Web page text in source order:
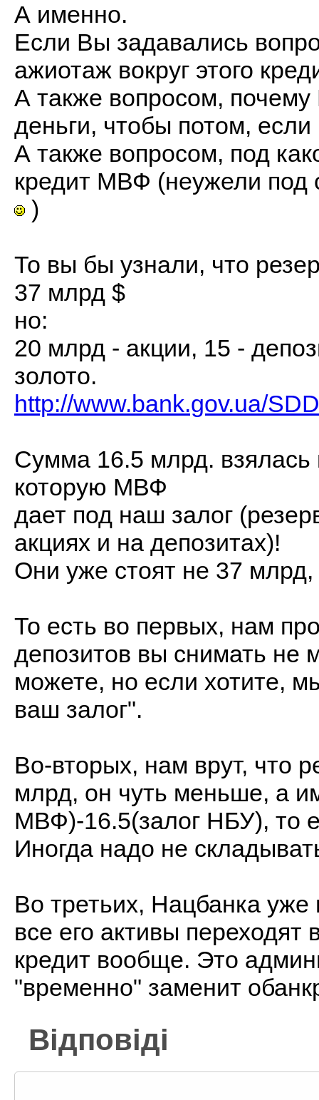
А именно.
Если Вы задавались
ажиотаж вокруг этого
А также вопросом,
деньги, чтобы потом, если
А также вопросом, под
кредит МВФ (неужели под
)
То вы бы узнали, что
37 млрд $
но:
20 млрд - акции, 15 -
золото.
http://www.bank.gov.ua/
Сумма 16.5 млрд. взялась
которую МВФ
дает под наш залог
акциях и на депозитах)!
Они уже стоят не 37 млрд,
То есть во первых, нам
депозитов вы снимать не
можете, но если хотите,
ваш залог".
Во-вторых, нам врут, что
млрд, он чуть меньше, а
МВФ)-16.5(залог НБУ), то
Иногда надо не
Во третьих, Нацбанка уже
все его активы
кредит вообще. Это
"временно" заменит
Відповіді